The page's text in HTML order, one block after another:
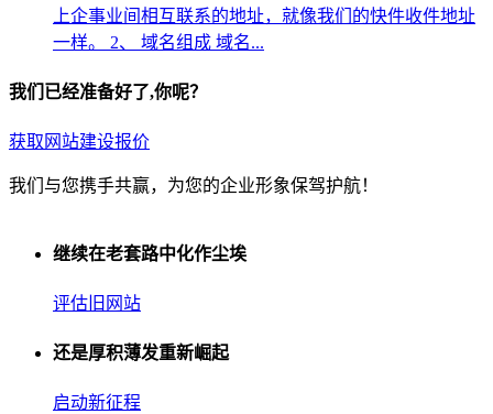
上企事业间相互联系的地址，就像我们的快件收件地址
一样。 2、 域名组成 域名...
我们已经准备好了,你呢？
获取网站建设报价
我们与您携手共赢，为您的企业形象保驾护航！
继续在老套路中化作尘埃
评估旧网站
还是厚积薄发重新崛起
启动新征程